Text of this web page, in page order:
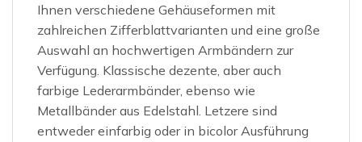
Ihnen verschiedene Gehäuseformen mit
zahlreichen Zifferblattvarianten und eine große
Auswahl an hochwertigen Armbändern zur
Verfügung. Klassische dezente, aber auch
farbige Lederarmbänder, ebenso wie
Metallbänder aus Edelstahl. Letzere sind
entweder einfarbig oder in bicolor Ausführung